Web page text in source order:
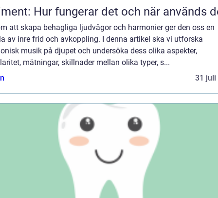
Hur fungerar det och när används
att skapa behagliga ljudvågor och harmonier ger den oss en
av inre frid och avkoppling. I denna artikel ska vi utforska
musik på djupet och undersöka dess olika aspekter,
mätningar, skillnader mellan olika typer, s...
31 juli